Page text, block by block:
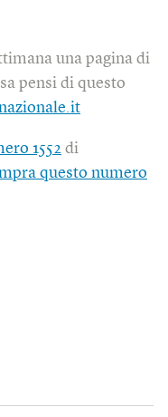
una pagina di
pensi di questo
1552 di
questo numero